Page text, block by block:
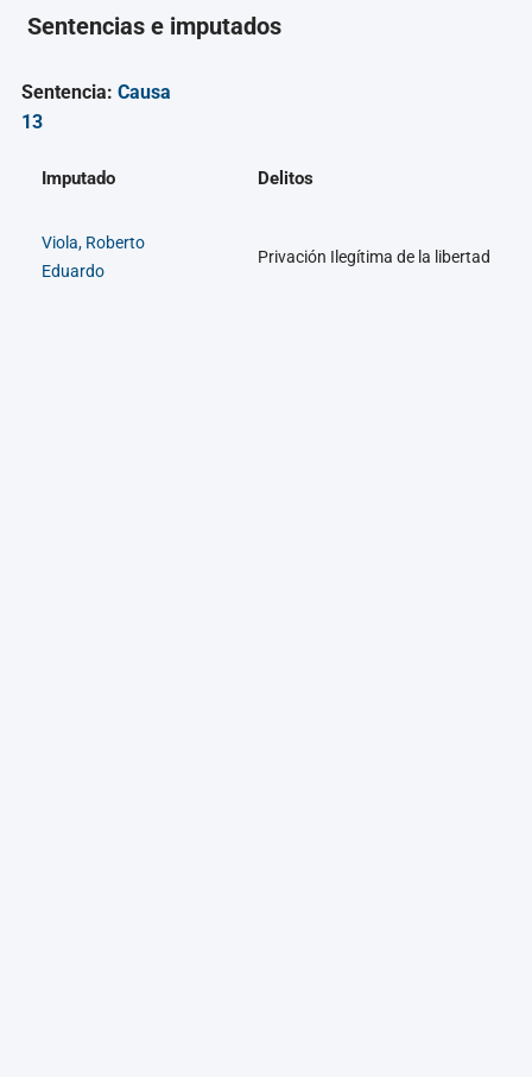
Sentencias e imputados
Sentencia: Causa
13
Imputado Delitos
Viola, Roberto
Eduardo
Privación Ilegítima de la libertad